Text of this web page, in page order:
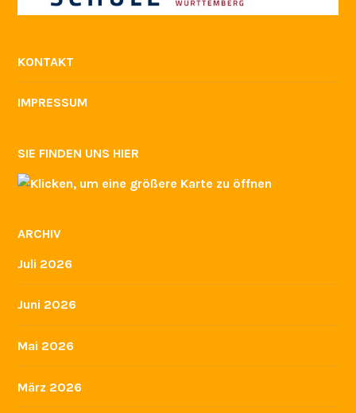
KONTAKT
IMPRESSUM
SIE FINDEN UNS HIER
ARCHIV
Juli 2026
Juni 2026
Mai 2026
März 2026